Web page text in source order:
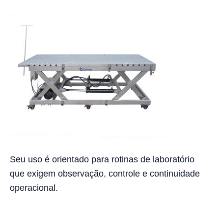
Seu uso é orientado para rotinas de laboratório
que exigem observação, controle e continuidade
operacional.